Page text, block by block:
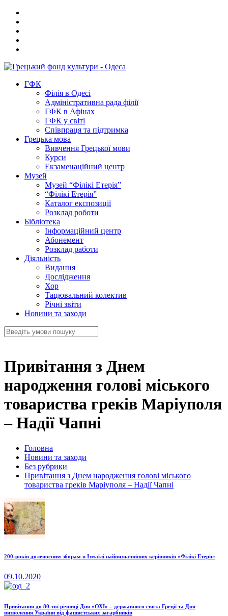
ГФК
Філія в Одесі
Адміністративна рада філії
ГФК в Афінах
ГФК у світі
Співпраця та підтримка
Грецька мова
Вивчення Грецької мови
Курси
Екзаменаційний центр
Музей
Музей “Філікі Етерія”
“Філікі Етерія”
Каталог експозиції
Розклад роботи
Бібліотека
Інформаційний центр
Абонемент
Розклад работи
Діяльність
Видання
Дослідження
Хор
Тацювальний колектив
Річні звіти
Новини та заходи
Привітання з Днем
народження голові міського
товариства греків Маріуполя
– Надії Чапні
Головна
Новини та заходи
Без рубрики
Привітання з Днем народження голові міського
товариства греків Маріуполя – Надії Чапні
200-років доленосним зборам в Ізмаїлі найвизначніших керівників «Філікі Етерії»
09.10.2020
Привітання до 80-тої річниці Дня «ОХІ» – державного свята Греції та Дня
визволення України від фашистських загарбників